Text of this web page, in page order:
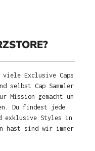
Exclusive Caps
Cap Sammler
Mission gemacht um
Du findest jede
exklusive Styles in
hast sind wir immer